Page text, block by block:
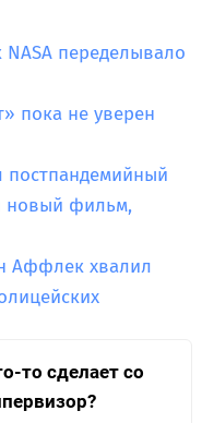
переделывало
пока не уверен
постпандемийный
новый фильм,
Аффлек хвалил
то сделает со